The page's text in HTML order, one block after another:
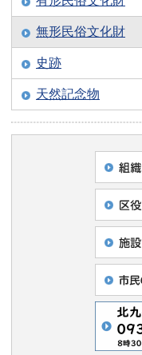
無形民俗文化財
史跡
天然記念物